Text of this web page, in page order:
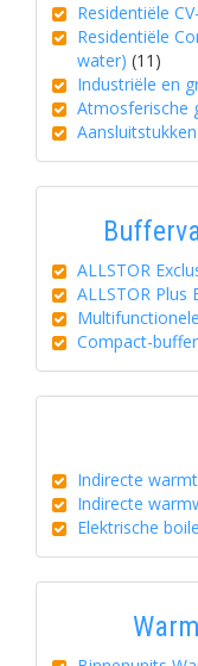
Residentiële
Residentiële
water) (11)
Industriële en
Atmosferische
ALLSTOR
ALLSTOR Plus
Compact-
Indirecte
Indirecte
Elektrische